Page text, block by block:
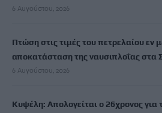
6 Αυγούστου, 2026
Πτώση στις τιμές του πετρελαίου εν
αποκατάσταση της ναυσιπλοΐας στα
6 Αυγούστου, 2026
Κυψέλη: Απολογείται ο 26χρονος για